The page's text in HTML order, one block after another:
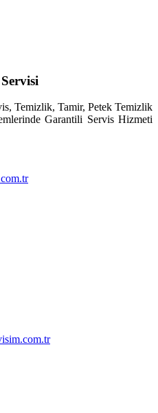
Temizlik, Tamir, Petek Temizlik
Garantili Servis Hizmeti